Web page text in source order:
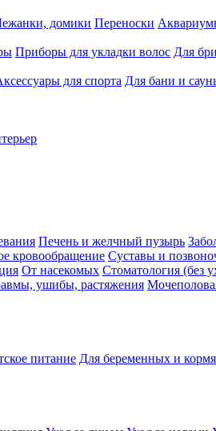
домики Переноски
Приборы для укладки волос Для
для спорта Для бани и
Печень и желчный пузырь
кровообращение Суставы и
От насекомых Стоматология (без
ушибы, растяжения
питание Для беременных и